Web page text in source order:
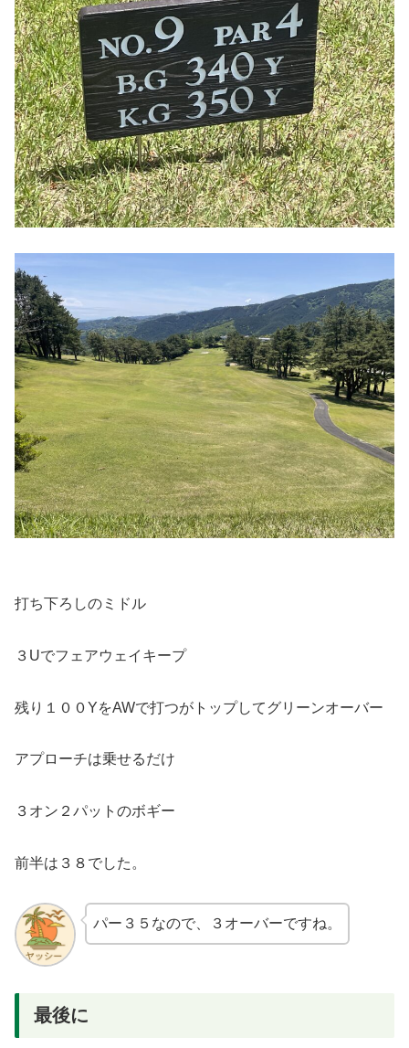
打ち下ろしのミドル
３Uでフェアウェイキープ
残り１００YをAWで打つがトップしてグリーンオーバー
アプローチは乗せるだけ
３オン２パットのボギー
前半は３８でした。
パー３５なので、３オーバーですね。
最後に